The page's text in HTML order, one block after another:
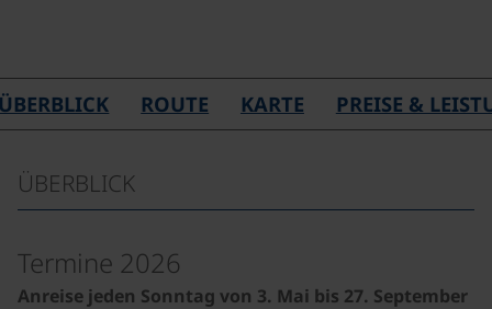
ROUTE KARTE PREISE &
ÜBERBLICK
Termine 2026
Anreise jeden Sonntag von 3. Mai bis 27. September